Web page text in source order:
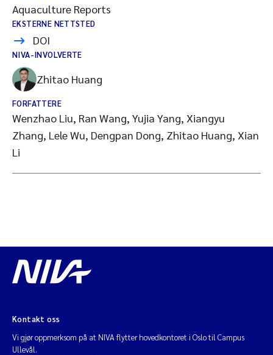
Aquaculture Reports
EKSTERNE NETTSTED
DOI
NIVA-INVOLVERTE
Zhitao Huang
FORFATTERE
Wenzhao Liu, Ran Wang, Yujia Yang, Xiangyu
Zhang, Lele Wu, Dengpan Dong, Zhitao Huang, Xian
Li
Kontakt oss
Vi gjør oppmerksom på at NIVA flytter hovedkontoret i Oslo til Campus
Ullevål.